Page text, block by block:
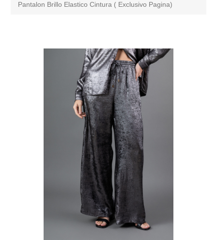
Pantalon Brillo Elastico Cintura ( Exclusivo Pagina)